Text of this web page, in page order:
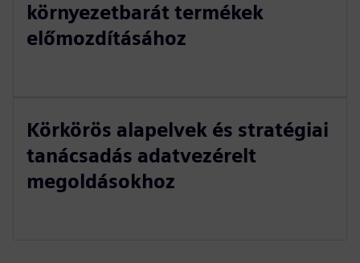
környezetbarát termékek
előmozdításához
Körkörös alapelvek és stratégiai
tanácsadás adatvezérelt
megoldásokhoz